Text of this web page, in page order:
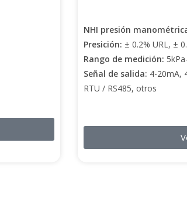
NHI presión
Presición: ± 0.2% URL, ±
Rango de medición:
Señal de salida: 4-20mA,
RTU / RS485, otros